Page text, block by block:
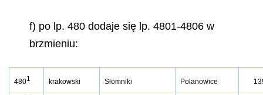
f) po lp. 480 dodaje się lp. 4801-4806 w
brzmieniu:
4801 krakowski Słomniki Polanowice